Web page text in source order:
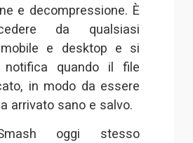
e decompressione. È
da qualsiasi
e desktop e si
notifica quando il file
in modo da essere
arrivato sano e salvo.
oggi stesso